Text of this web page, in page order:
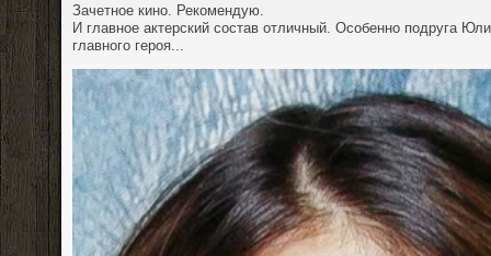
Зачетное кино. Рекомендую.
И главное актерский состав отличный. Особенно подруга
главного героя...